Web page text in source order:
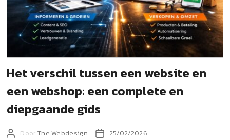
Het verschil tussen een website en
een webshop: een complete en
diepgaande gids
Door The Webdesign 25/02/2026